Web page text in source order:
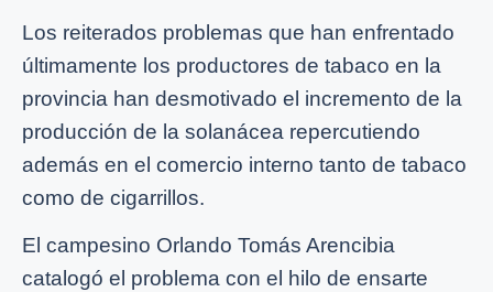
Los reiterados problemas que han enfrentado
últimamente los productores de tabaco en la
provincia han desmotivado el incremento de la
producción de la solanácea repercutiendo
además en el comercio interno tanto de tabaco
como de cigarrillos.
El campesino Orlando Tomás Arencibia
catalogó el problema con el hilo de ensarte